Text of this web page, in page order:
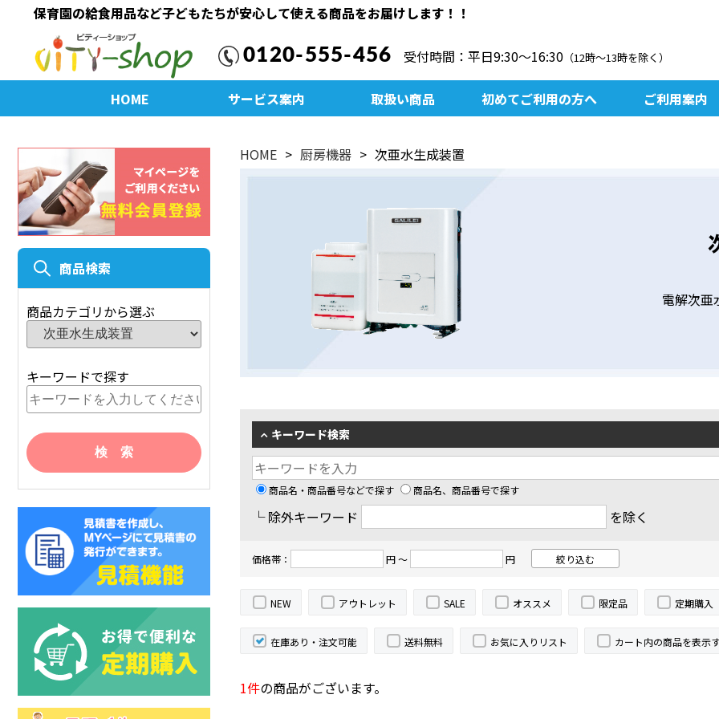
保育園の給食用品など子どもたちが安心して使える商品をお届けします！！
0120-555-456 受付時間：平日9:30〜16:30（12時～13時を除く）
HOME サービス案内 取扱い商品 初めてご利用の方へ ご利用案内
商品検索
商品カテゴリから選ぶ
キーワードで探す
HOME 厨房機器 次亜水生成装置
電解次亜
キーワード検索
商品名・商品番号などで探す 商品名、商品番号で探す
└ 除外キーワード を除く
価格帯： 円 ～ 円
NEW アウトレット SALE オススメ 限定品 定期購入
在庫あり・注文可能 送料無料 お気に入りリスト カート内の商品を表示
1件の商品がございます。